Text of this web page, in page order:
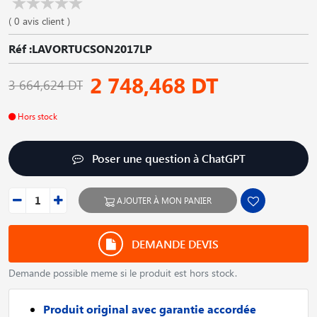
( 0 avis client )
Réf :LAVORTUCSON2017LP
3 664,624 DT 2 748,468 DT
Hors stock
Poser une question à ChatGPT
AJOUTER À MON PANIER
DEMANDE DEVIS
Demande possible meme si le produit est hors stock.
Produit original avec garantie accordée